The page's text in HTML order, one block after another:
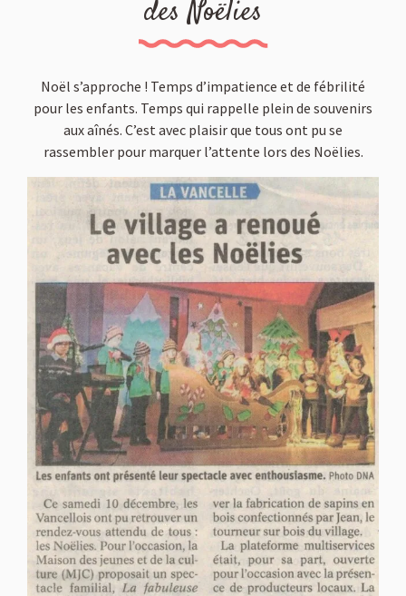
des Noëlies
Noël s’approche ! Temps d’impatience et de fébrilité
pour les enfants. Temps qui rappelle plein de souvenirs
aux aînés. C’est avec plaisir que tous ont pu se
rassembler pour marquer l’attente lors des Noëlies.